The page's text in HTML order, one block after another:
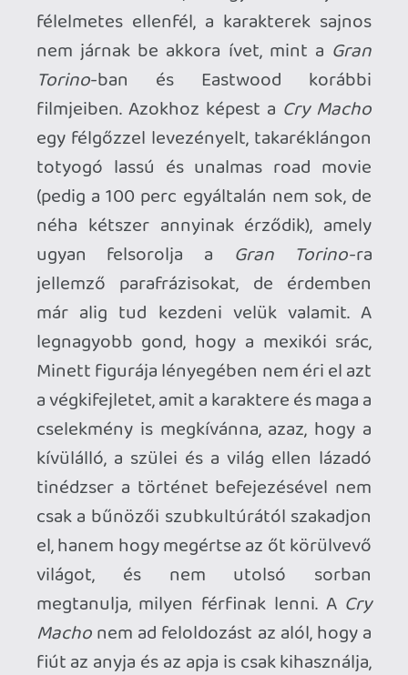
Ahhoz, hogy te is hozzászólj, be kell
jelentkezned!
Ramirez
BTW, a regény olvasható magyarul?
Sajnos nekem is nagy csalódás, pedig
imádom az öreget, nagyjából tényleg
volna ezt megcsinálni, hanem úgy harminc